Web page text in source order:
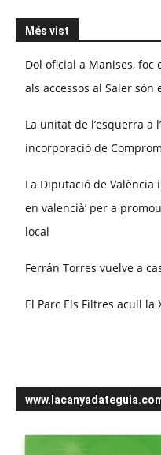
Més vist
Dol oficial a Manises,
als accessos al Saler
La unitat de l’esquerra a
incorporació de
La Diputació de València
en valencià’ per a
local
Ferrán Torres vuelve a
El Parc Els Filtres acull la